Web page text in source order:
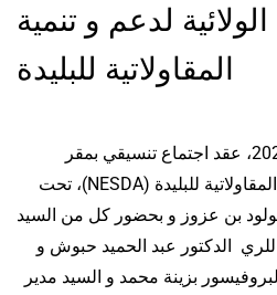
الولائية لدعم و تنمية
المقاولاتية للبليدة
تم اليوم الثلاثاء 12 نوفمبر 2024، عقد اجتماع تنسيقي بمقر
الوكالة الولائية لدعم و تنمية المقاولاتية للبليدة (NESDA)، تحت
بن عزوز و بحضور كل من السيد
للري الدكتور عبد الحميد حبوش و
مدير جامعة البليدة 1 البروفيسور بزينة محمد و السيد مدير